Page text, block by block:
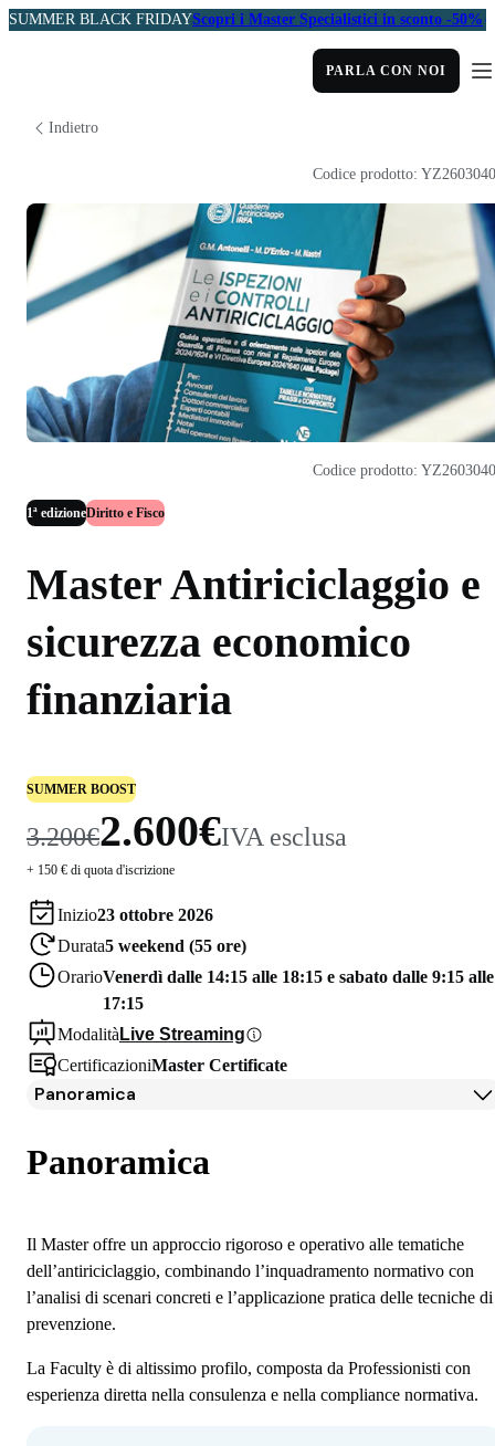
SUMMER BLACK FRIDAYScopri i Master Specialistici in sconto -50%
PARLA CON NOI
Indietro
1ª edizioneDiritto e Fisco
Master Antiriciclaggio e
sicurezza economico
finanziaria
SUMMER BOOST
3.200€2.600€IVA esclusa
+ 150 € di quota d'iscrizione
Inizio23 ottobre 2026
Durata5 weekend (55 ore)
OrarioVenerdì dalle 14:15 alle 18:15 e sabato dalle 9:15 alle
17:15
Modalità Live Streaming
CertificazioniMaster Certificate
Codice prodotto:
Codice prodotto:
Panoramica
Programma
Docenti
Iscrizione
Borse di studio e finanziamenti
Open Day
Domande frequenti
Panoramica
Il Master offre un approccio rigoroso e operativo alle tematiche
dell’antiriciclaggio, combinando l’inquadramento normativo con
l’analisi di scenari concreti e l’applicazione pratica delle tecniche di
prevenzione.
La Faculty è di altissimo profilo, composta da Professionisti con
esperienza diretta nella consulenza e nella compliance normativa.